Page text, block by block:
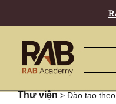
Thư viện > Đào tạo